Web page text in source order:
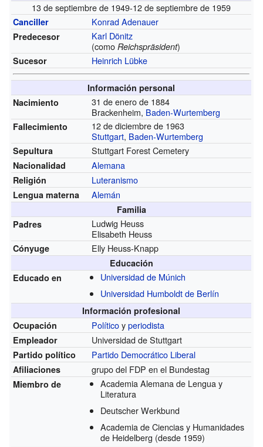
13 de septiembre de 1949-12 de septiembre de 1959
Canciller Konrad Adenauer
Predecesor
Karl Dönitz
(como Reichspräsident)
Sucesor Heinrich Lübke
Información personal
Nacimiento
31 de enero de 1884
Brackenheim, Baden-Wurtemberg
Fallecimiento
12 de diciembre de 1963
Stuttgart, Baden-Wurtemberg
Sepultura Stuttgart Forest Cemetery
Nacionalidad Alemana
Religión Luteranismo
Lengua materna Alemán
Familia
Padres
Ludwig Heuss
Elisabeth Heuss
Cónyuge Elly Heuss-Knapp
Educación
Educado en
Universidad de Múnich
Universidad Humboldt de Berlín
Información profesional
Ocupación
Políticoyperiodista
Empleador Universidad de Stuttgart
Partido político Partido Democrático Liberal
Afiliaciones grupo del FDP en el Bundestag
Miembro de
Academia Alemana de Lengua y
Literatura
Deutscher Werkbund
Academia de Ciencias y Humanidades
de Heidelberg (desde 1959)